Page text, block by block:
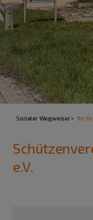
Sozialer Wegweiser Ihr
e.V.